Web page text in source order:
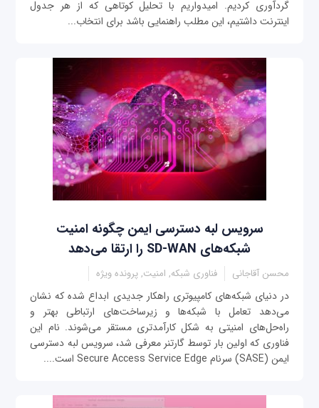
گردآوری کردیم. امیدواریم با تحلیل کوتاهی که از هر جدول
اینترنت داشتیم، این مطلب راهنمایی باشد برای انتخاب...
سرویس لبه دسترسی ایمن چگونه امنیت
شبکه‌های SD-WAN را ارتقا می‌دهد
محسن آقاجانی فناوری شبکه, امنیت, پرونده ویژه
در دنیای شبکه‌های کامپیوتری راهکار جدیدی ابداع شده که نشان
می‌دهد تعامل با شبکه‌ها و زیرساخت‌های ارتباطی بهتر و
راه‌حل‌های امنیتی به شکل کارآمدتری مستقر می‌شوند. نام این
فناوری که اولین بار توسط گارتنر معرفی شد، سرویس لبه دسترسی
ایمن (SASE) سرنام Secure Access Service Edge است....